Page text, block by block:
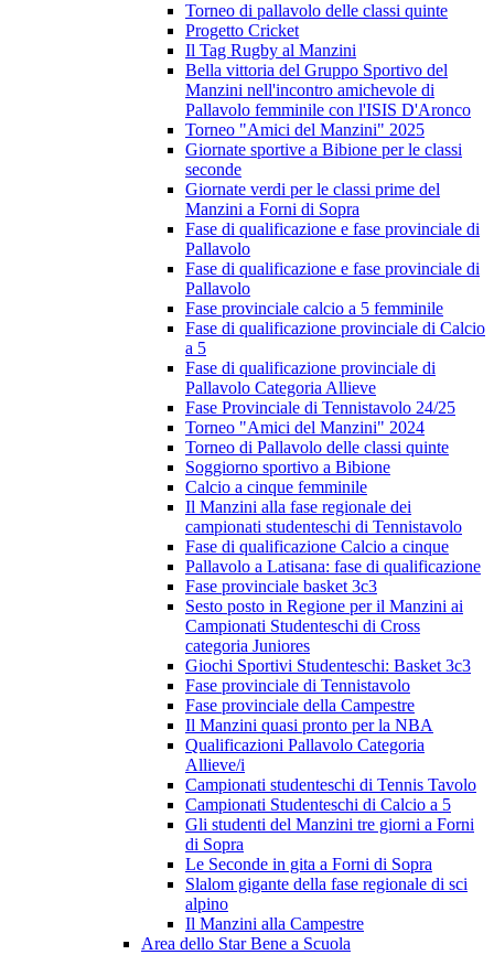
Torneo di pallavolo delle classi quinte
Progetto Cricket
Il Tag Rugby al Manzini
Bella vittoria del Gruppo Sportivo del
Manzini nell'incontro amichevole di
Pallavolo femminile con l'ISIS D'Aronco
Torneo "Amici del Manzini" 2025
Giornate sportive a Bibione per le classi
seconde
Giornate verdi per le classi prime del
Manzini a Forni di Sopra
Fase di qualificazione e fase provinciale di
Pallavolo
Fase di qualificazione e fase provinciale di
Pallavolo
Fase provinciale calcio a 5 femminile
Fase di qualificazione provinciale di Calcio
a 5
Fase di qualificazione provinciale di
Pallavolo Categoria Allieve
Fase Provinciale di Tennistavolo 24/25
Torneo "Amici del Manzini" 2024
Torneo di Pallavolo delle classi quinte
Soggiorno sportivo a Bibione
Calcio a cinque femminile
Il Manzini alla fase regionale dei
campionati studenteschi di Tennistavolo
Fase di qualificazione Calcio a cinque
Pallavolo a Latisana: fase di qualificazione
Fase provinciale basket 3c3
Sesto posto in Regione per il Manzini ai
Campionati Studenteschi di Cross
categoria Juniores
Giochi Sportivi Studenteschi: Basket 3c3
Fase provinciale di Tennistavolo
Fase provinciale della Campestre
Il Manzini quasi pronto per la NBA
Qualificazioni Pallavolo Categoria
Allieve/i
Campionati studenteschi di Tennis Tavolo
Campionati Studenteschi di Calcio a 5
Gli studenti del Manzini tre giorni a Forni
di Sopra
Le Seconde in gita a Forni di Sopra
Slalom gigante della fase regionale di sci
alpino
Il Manzini alla Campestre
Area dello Star Bene a Scuola